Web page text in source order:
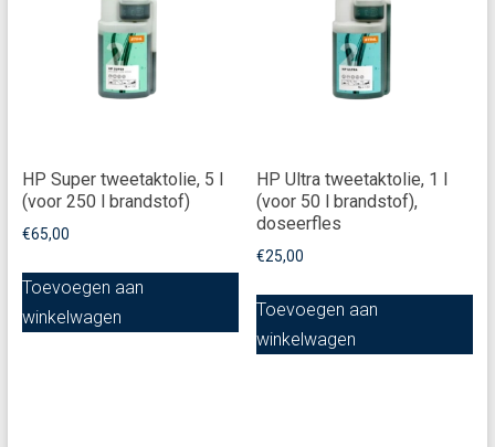
HP Super tweetaktolie, 5 l
(voor 250 l brandstof)
€65,00
Toevoegen aan
winkelwagen
HP Ultra tweetaktolie, 1 l
(voor 50 l brandstof),
doseerfles
€25,00
Toevoegen aan
winkelwagen